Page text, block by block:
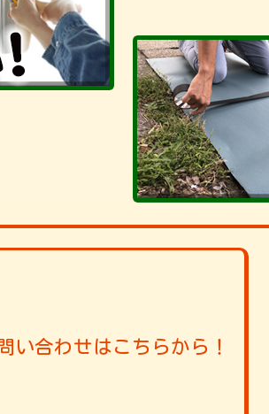
い合わせはこちらから！